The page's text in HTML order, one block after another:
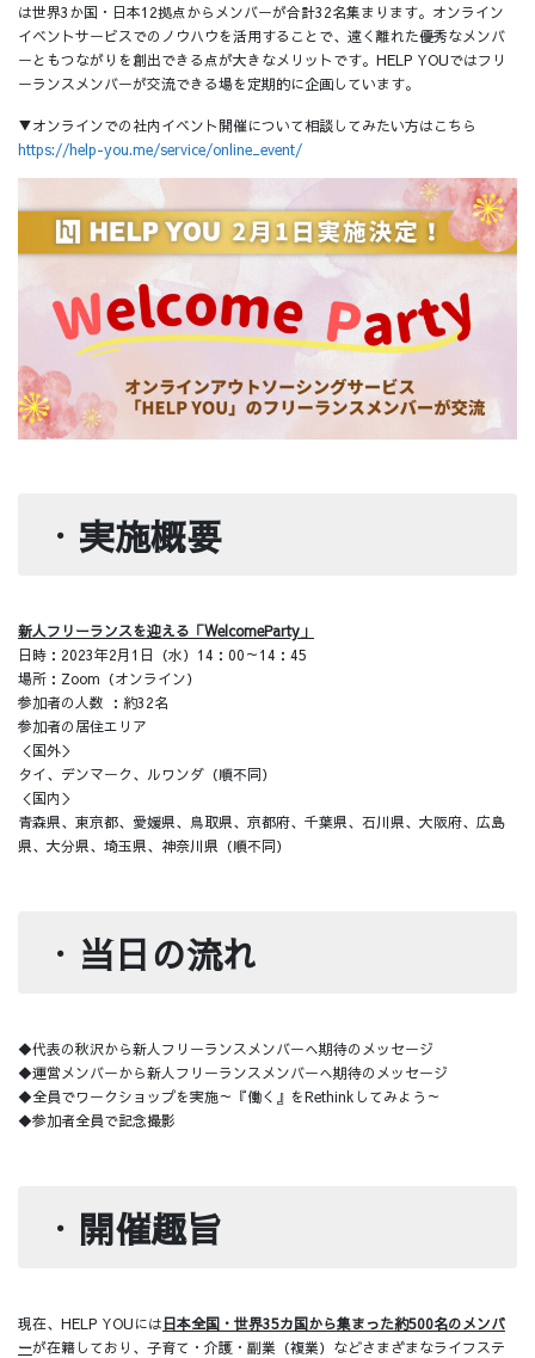
は世界3か国・日本12拠点からメンバーが合計32名集まります。オンライン
イベントサービスでのノウハウを活用することで、遠く離れた優秀なメンバ
ーともつながりを創出できる点が大きなメリットです。HELP YOUではフリ
ーランスメンバーが交流できる場を定期的に企画しています。
▼オンラインでの社内イベント開催について相談してみたい方はこちら
https://help-you.me/service/online_event/
・ 実施概要
新人フリーランスを迎える「WelcomeParty」
日時：2023年2月1日（水）14：00～14：45
場所：Zoom（オンライン）
参加者の人数 ：約32名
参加者の居住エリア
＜国外＞
タイ、デンマーク、ルワンダ（順不同）
＜国内＞
青森県、東京都、愛媛県、鳥取県、京都府、千葉県、石川県、大阪府、広島
県、大分県、埼玉県、神奈川県（順不同）
・ 当日の流れ
◆代表の秋沢から新人フリーランスメンバーへ期待のメッセージ
◆運営メンバーから新人フリーランスメンバーへ期待のメッセージ
◆全員でワークショップを実施～『働く』をRethinkしてみよう～
◆参加者全員で記念撮影
・ 開催趣旨
現在、HELP YOUには日本全国・世界35カ国から集まった約500名のメンバ
ーが在籍しており、子育て・介護・副業（複業）などさまざまなライフステ